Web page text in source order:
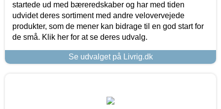
startede ud med bæreredskaber og har med tiden
udvidet deres sortiment med andre velovervejede
produkter, som de mener kan bidrage til en god start for
de små. Klik her for at se deres udvalg.
Se udvalget på Livrig.dk